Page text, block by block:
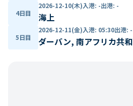
4日目
2026-12-10(木)入港: -出港: -
海上
5日目
2026-12-11(金)入港: 05:30出港: -
ダーバン, 南アフリカ共